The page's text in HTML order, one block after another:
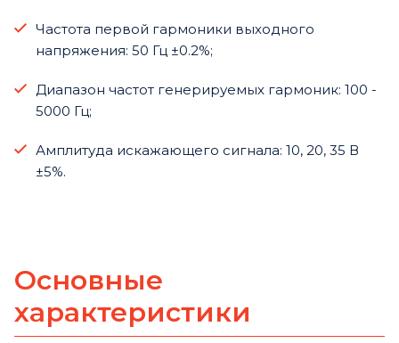
Частота первой гармоники выходного
напряжения: 50 Гц ±0.2%;
Диапазон частот генерируемых гармоник: 100 -
5000 Гц;
Амплитуда искажающего сигнала: 10, 20, 35 В
±5%.
Основные
характеристики